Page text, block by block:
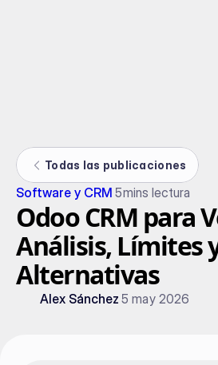
Todas las publicaciones
Software y CRM 5mins lectura
Odoo CRM para
Análisis, Límites
Alternativas
Alex Sánchez 5 may 2026